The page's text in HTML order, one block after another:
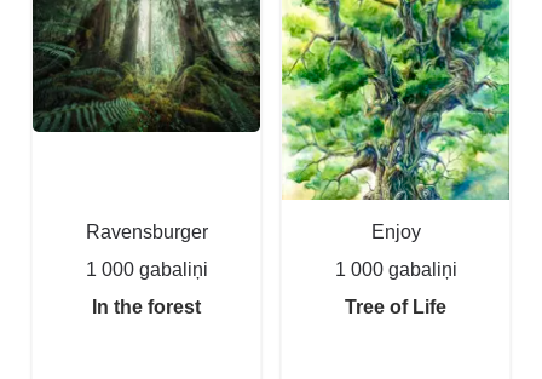
Ravensburger
1 000 gabaliņi
In the forest
Enjoy
1 000 gabaliņi
Tree of Life